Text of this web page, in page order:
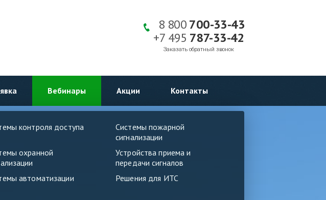
8 800700-33-43
+7 495 787-33-42
Заказать обратный звонок
Вебинары Акции Контакты
контроля доступа
Системы пожарной
сигнализации
охранной
Устройства приема и
передачи сигналов
автоматизации
Решения для ИТС